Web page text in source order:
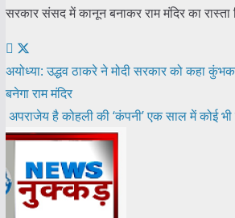
सरकार संसद में कानून बनाकर राम मंदिर का रास्ता
Post
navigation
अयोध्या: उद्धव ठाकरे ने मोदी सरकार को कहा
बनेगा राम मंदिर
अपराजेय है कोहली की ‘कंपनी’ एक साल में कोई भी